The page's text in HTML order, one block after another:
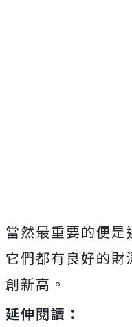
當然最重要的便
它們都有良好的
創新高。
延伸閱讀：